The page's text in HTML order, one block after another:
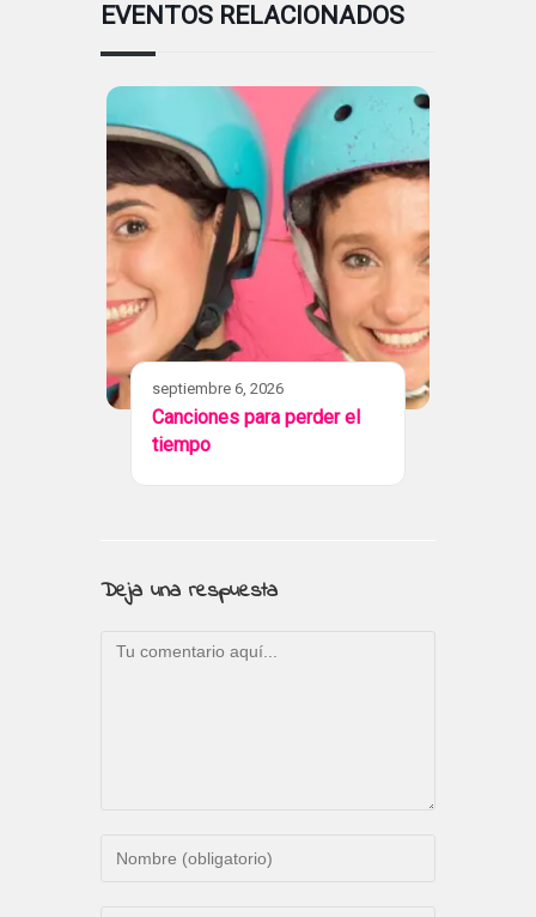
EVENTOS RELACIONADOS
septiembre 6, 2026
Canciones para perder el
tiempo
Deja una respuesta
Comentario
Introduce